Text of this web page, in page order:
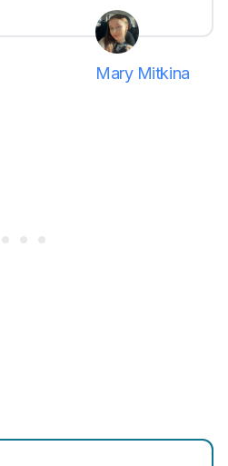
Mary Mitkina